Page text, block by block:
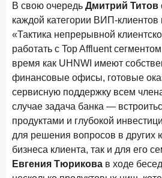
В свою очередь Дмитрий Титов
каждой категории ВИП-клиентов
«Тактика непрерывной
работать с Top Affluent
время как UHNWI имеют
финансовые офисы, готовые
сервисную поддержку всем
случае задача банка —
продуктами и глубокой
для решения вопросов в других
бизнеса клиента, так и для его
Евгения Тюрикова в ходе